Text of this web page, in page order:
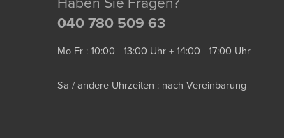
040 780 509 63
Mo-Fr : 10:00 - 13:00 Uhr + 14:00 - 17:00 Uhr
Sa / andere Uhrzeiten : nach Vereinbarung